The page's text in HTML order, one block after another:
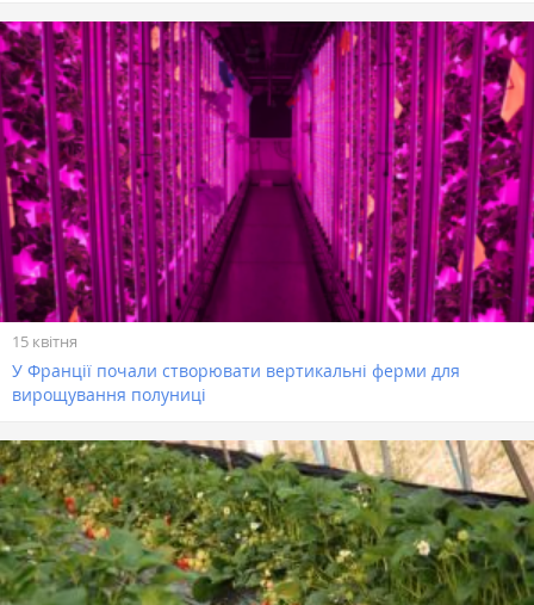
15 квітня
У Франції почали створювати вертикальні ферми для
вирощування полуниці